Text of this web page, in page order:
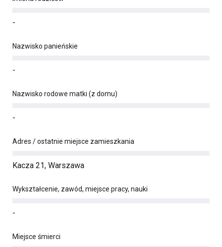
-
Nazwisko panieńskie
-
Nazwisko rodowe matki (z domu)
-
Adres / ostatnie miejsce zamieszkania
Kacza 21, Warszawa
Wykształcenie, zawód, miejsce pracy, nauki
-
Miejsce śmierci